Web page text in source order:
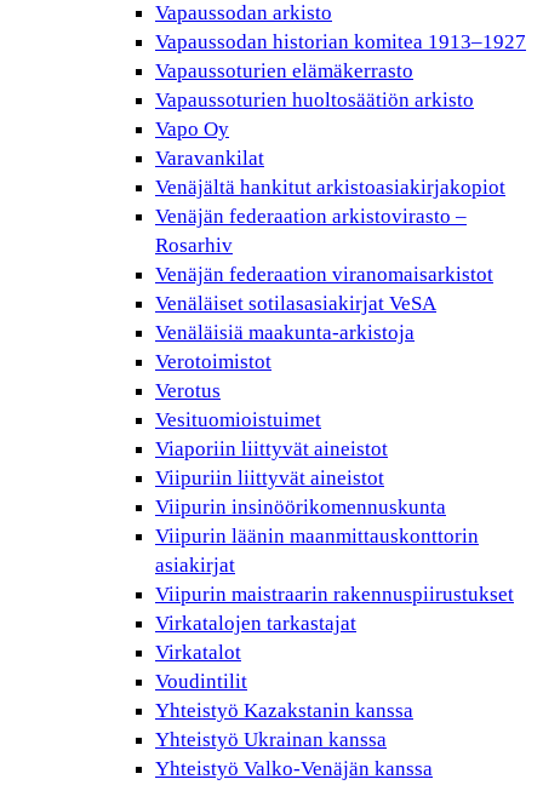
Vapaussodan arkisto
Vapaussodan historian komitea 1913–1927
Vapaussoturien elämäkerrasto
Vapaussoturien huoltosäätiön arkisto
Vapo Oy
Varavankilat
Venäjältä hankitut arkistoasiakirjakopiot
Venäjän federaation arkistovirasto –
Rosarhiv
Venäjän federaation viranomaisarkistot
Venäläiset sotilasasiakirjat VeSA
Venäläisiä maakunta-arkistoja
Verotoimistot
Verotus
Vesituomioistuimet
Viaporiin liittyvät aineistot
Viipuriin liittyvät aineistot
Viipurin insinöörikomennuskunta
Viipurin läänin maanmittauskonttorin
asiakirjat
Viipurin maistraarin rakennuspiirustukset
Virkatalojen tarkastajat
Virkatalot
Voudintilit
Yhteistyö Kazakstanin kanssa
Yhteistyö Ukrainan kanssa
Yhteistyö Valko-Venäjän kanssa